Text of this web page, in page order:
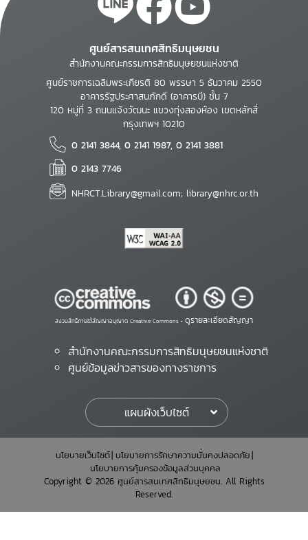
ศูนย์สารสนเทศสิทธิมนุษยชน
สำนักงานคณะกรรมการสิทธิมนุษยชนแห่งชาติ
ศูนย์ราชการเฉลิมพระเกียรติ 80 พรรษา 5 ธันวาคม 2550
อาคารรัฐประศาสนภักดี (อาคารบี) ชั้น 7
120 หมู่ที่ 3 ถนนแจ้งวัฒนะ แขวงทุ่งสองห้อง เขตหลักสี่
กรุงเทพฯ 10210
0 2141 3844, 0 2141 1987, 0 2141 3881
0 2143 7746
NHRCT.Library@gmail.com; library@nhrc.or.th
สงวนสิทธิ์ภายใต้สัญญาอนุญาต Creative Commons • ดูรายละเอียดสัญญา
สำนักงานคณะกรรมการสิทธิมนุษยชนแห่งชาติ
ศูนย์ข้อมูลข่าวสารของทางราชการ
แผนผังเว็บไซต์
นโยบายเว็บไซต์ นโยบายการรักษาความมั่นคงปลอดภัย
นโยบายการคุ้มครองข้อมูลส่วนบุคคล
Copyright © 2026 ศูนย์สารสนเทศสิทธิมนุษยชน. All Rights
Reserved.